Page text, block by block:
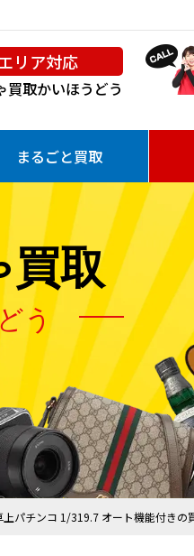
リア対応
買取かいほうどう
まるごと買取
買取
う
上パチンコ 1/319.7 オート機能付きの